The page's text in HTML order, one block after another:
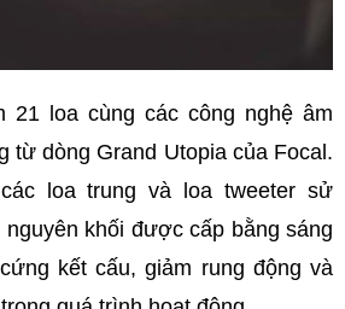
21 loa cùng các công nghệ âm
từ dòng Grand Utopia của Focal.
loa trung và loa tweeter sử
nguyên khối được cấp bằng sáng
kết cấu, giảm rung động và